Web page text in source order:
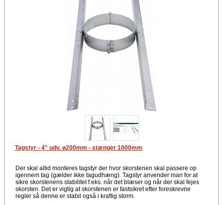
Tagstyr - 4" udv. ø200mm - stænger 1000mm
Der skal altid monteres tagstyr der hvor skorstenen skal passere op
igennem tag (gælder ikke tagudhæng). Tagstyr anvender man for at
sikre skorstenens stabilitet f.eks. når det blæser og når der skal fejes
skorsten. Det er vigtig at skorstenen er fastsikret efter foreskrevne
regler så denne er stabil også i kraftig storm.